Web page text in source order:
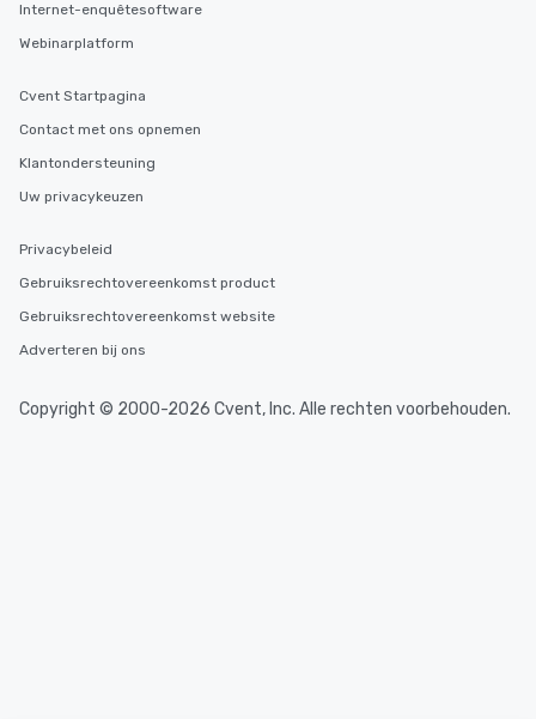
Internet-enquêtesoftware
Webinarplatform
Cvent Startpagina
Contact met ons opnemen
Klantondersteuning
Uw privacykeuzen
Privacybeleid
Gebruiksrechtovereenkomst product
Gebruiksrechtovereenkomst website
Adverteren bij ons
Copyright © 2000-2026 Cvent, Inc. Alle rechten voorbehouden.